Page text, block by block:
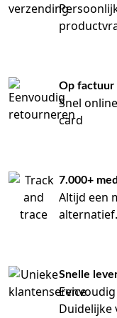
Op factuur
Snel
card
7.000+
Altijd een
alternatief.
Snelle
Duidelijke